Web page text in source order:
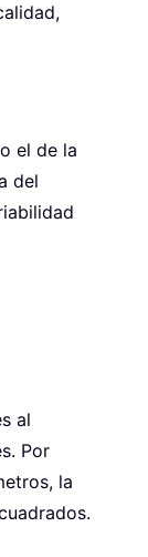
el de la
del
al
Por
la